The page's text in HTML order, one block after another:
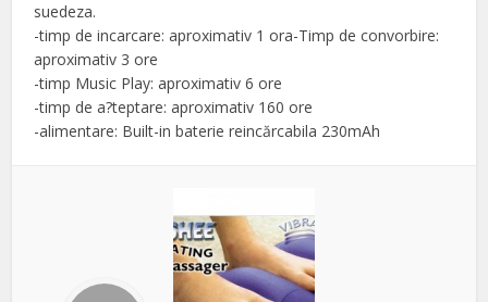
suedeza.
-timp de incarcare: aproximativ 1 ora-Timp de convorbire:
aproximativ 3 ore
-timp Music Play: aproximativ 6 ore
-timp de a?teptare: aproximativ 160 ore
-alimentare: Built-in baterie reincărcabila 230mAh